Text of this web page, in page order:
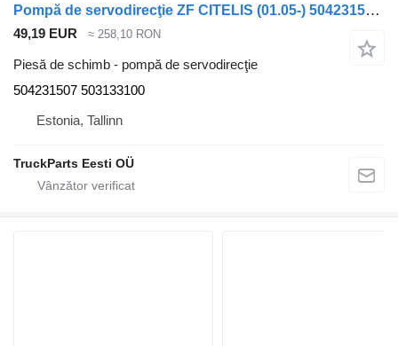
Pompă de servodirecţie ZF CITELIS (01.05-) 504231507 pentru autobuz Irisbus Access, Evadys, Axer, Karosa, Recreo, Domino, Agora, Citelis, Eurorider (1999-)
49,19 EUR ≈ 258,10 RON
Piesă de schimb - pompă de servodirecţie
504231507 503133100
Estonia, Tallinn
TruckParts Eesti OÜ